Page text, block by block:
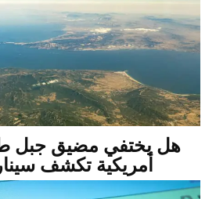
هل يختفي مضيق جبل
أمريكية تكشف